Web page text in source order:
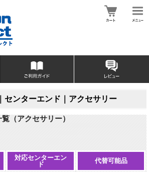
センターエンド｜アクセサリー
（アクセサリー）
対応センターエン
ド
代替可能品